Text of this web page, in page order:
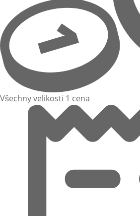
Všechny velikosti 1 cena